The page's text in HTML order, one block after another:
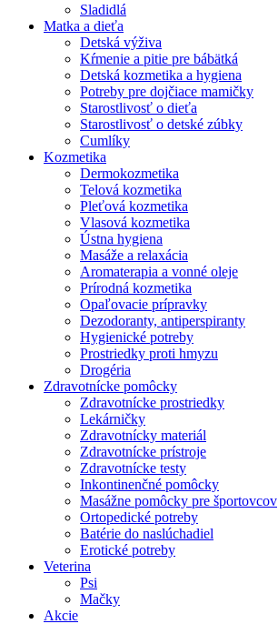
Sladidlá
Matka a dieťa
Detská výživa
Kŕmenie a pitie pre bábätká
Detská kozmetika a hygiena
Potreby pre dojčiace mamičky
Starostlivosť o dieťa
Starostlivosť o detské zúbky
Cumlíky
Kozmetika
Dermokozmetika
Telová kozmetika
Pleťová kozmetika
Vlasová kozmetika
Ústna hygiena
Masáže a relaxácia
Aromaterapia a vonné oleje
Prírodná kozmetika
Opaľovacie prípravky
Dezodoranty, antiperspiranty
Hygienické potreby
Prostriedky proti hmyzu
Drogéria
Zdravotnícke pomôcky
Zdravotnícke prostriedky
Lekárničky
Zdravotnícky materiál
Zdravotnícke prístroje
Zdravotnícke testy
Inkontinenčné pomôcky
Masážne pomôcky pre športovcov
Ortopedické potreby
Batérie do naslúchadiel
Erotické potreby
Veterina
Psi
Mačky
Akcie